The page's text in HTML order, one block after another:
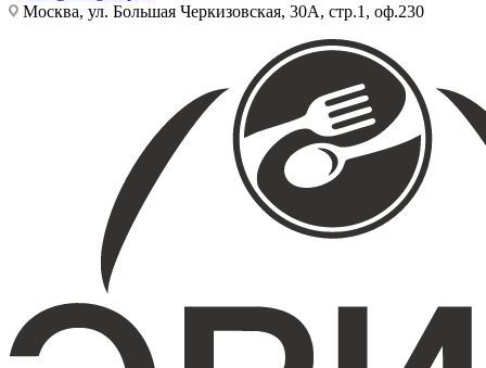
Москва, ул. Большая Черкизовская, 30А, стр.1, оф.230